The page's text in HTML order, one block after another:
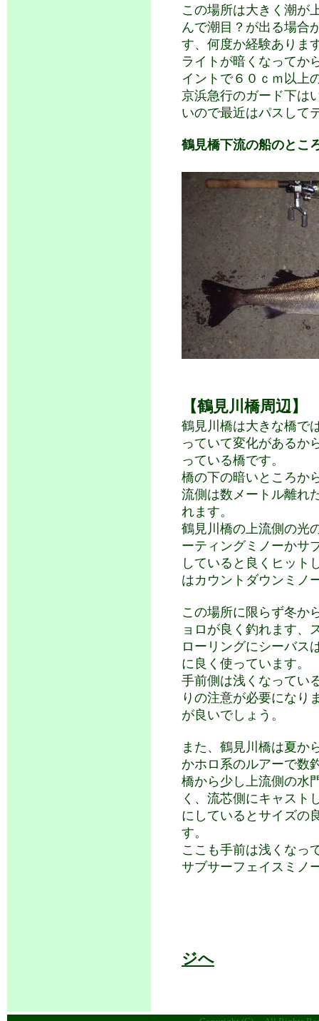
この場所は大きく潮が
んで潮目？が出る場合
す、何度か経験あり
ライトが暗くなってか
イントで６０ｃｍ以上
京浜急行のガード下は
いので最近はパスして
鶴見橋下流の船のとこ
【鶴見川橋周辺】
鶴見川橋は大きな橋で
っていて変化があるか
っている橋です。
橋の下の暗いところか
流側は数メートル離れ
れます。
鶴見川橋の上流側の光
ーティングミノーかサ
していると良くヒット
はカウントダウンミノ
この場所に限らず冬か
ョロが良く釣れます、
ローリングにシーバス
に良く使っています。
手前側は浅くなってい
りの注意が必要になり
が良いでしょう。
また、鶴見川橋は夏か
かホロ系のルアーで数
橋から少し上流側の水
く、流芯側にキャスト
にしているとサイズの
す。
ここも手前は浅くなっ
サブサーフェイスミノ
ジへ